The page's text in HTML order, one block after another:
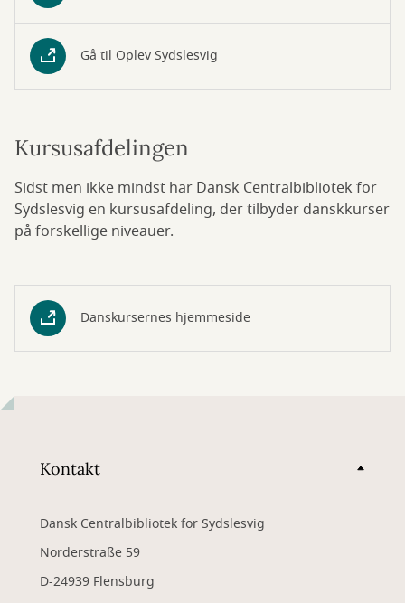
Gå til Oplev Sydslesvig
Kursusafdelingen
Sidst men ikke mindst har Dansk Centralbibliotek for
Sydslesvig en kursusafdeling, der tilbyder danskkurser
på forskellige niveauer.
Danskursernes hjemmeside
Kontakt
Dansk Centralbibliotek for Sydslesvig
Norderstraße 59
D-24939 Flensburg